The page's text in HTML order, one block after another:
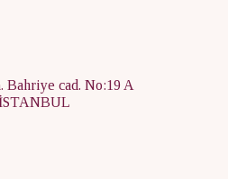
Bahriye cad. No:19 A